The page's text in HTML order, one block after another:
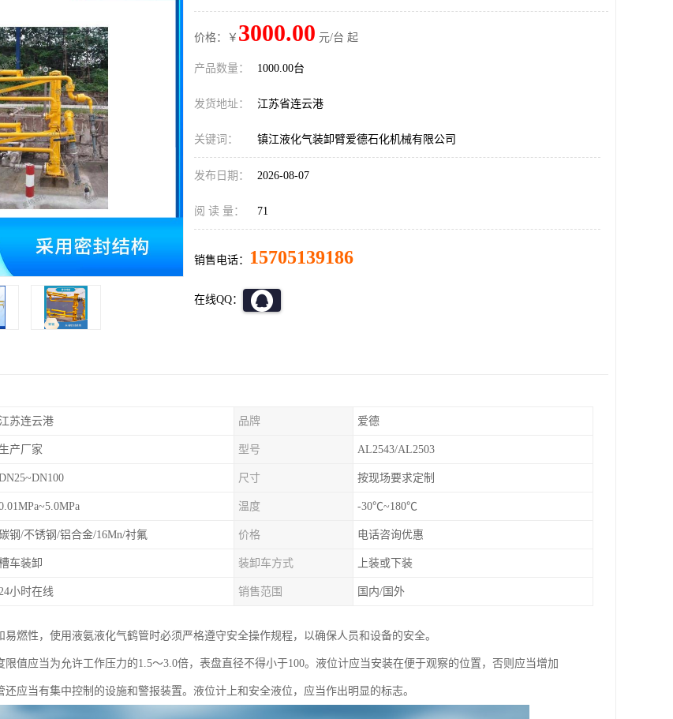
价格：￥ 3000.00 元/台 起
产品数量： 1000.00台
发货地址： 江苏省连云港
关键词： 镇江液化气装卸臂爱德石化机械有限公司
发布日期： 2026-08-07
阅 读 量： 71
销售电话： 15705139186
在线QQ：
江苏连云港 品牌 爱德
生产厂家 型号 AL2543/AL2503
尺寸 按现场要求定制
温度 -30℃~180℃
钢/不锈钢/铝合金/16Mn/衬氟 价格 电话咨询优惠
车装卸 装卸车方式 上装或下装
小时在线 销售范围 国内/国外
易燃性，使用液氨液化气鹤管时必须严格遵守安全操作规程，以确保人员和设备的安全。
限值应当为允许工作压力的1.5～3.0倍，表盘直径不得小于100。液位计应当安装在便于观察的位置，否则应当增加
还应当有集中控制的设施和警报装置。液位计上和安全液位，应当作出明显的标志。